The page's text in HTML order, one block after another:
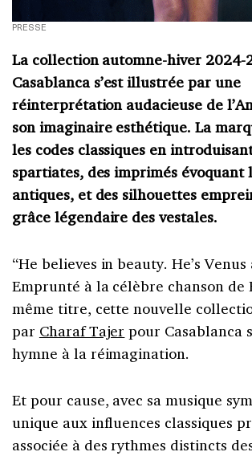
PRESSE
La collection automne-hiver 2024-
Casablanca s’est illustrée par une
réinterprétation audacieuse de
son imaginaire esthétique. La
les codes classiques en
spartiates, des imprimés évoquant
antiques, et des silhouettes
grâce légendaire des vestales.
“He believes in beauty. He’s Venus
Emprunté à la célèbre chanson de
même titre, cette nouvelle
par Charaf Tajer pour Casablanca
hymne à la réimagination.
Et pour cause, avec sa musique
unique aux influences classiques
associée à des rythmes distincts